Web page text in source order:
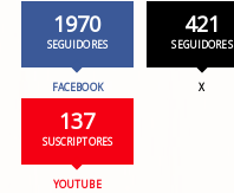
1970
SEGUIDORES
FACEBOOK
421
SEGUIDORES
X
137
SUSCRIPTORES
YOUTUBE